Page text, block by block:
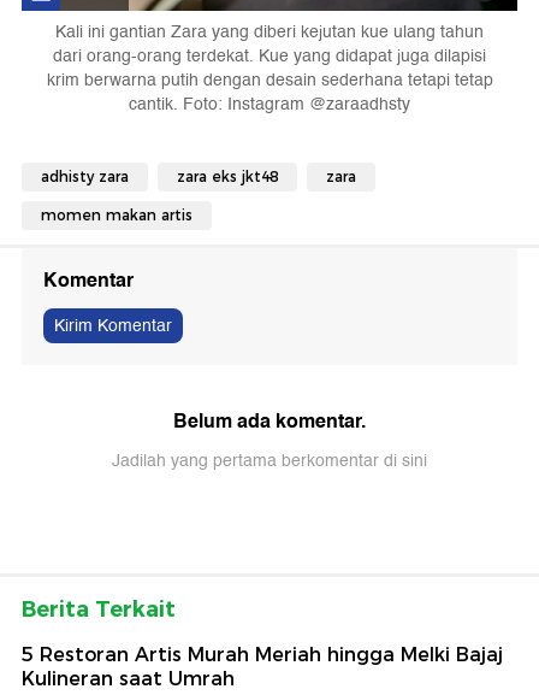
Kali ini gantian Zara yang diberi kejutan kue ulang tahun
dari orang-orang terdekat. Kue yang didapat juga dilapisi
krim berwarna putih dengan desain sederhana tetapi tetap
cantik. Foto: Instagram @zaraadhsty
adhisty zara zara eks jkt48 zara
momen makan artis
Komentar
Kirim Komentar
Belum ada komentar.
Jadilah yang pertama berkomentar di sini
Berita Terkait
5 Restoran Artis Murah Meriah hingga Melki Bajaj
Kulineran saat Umrah